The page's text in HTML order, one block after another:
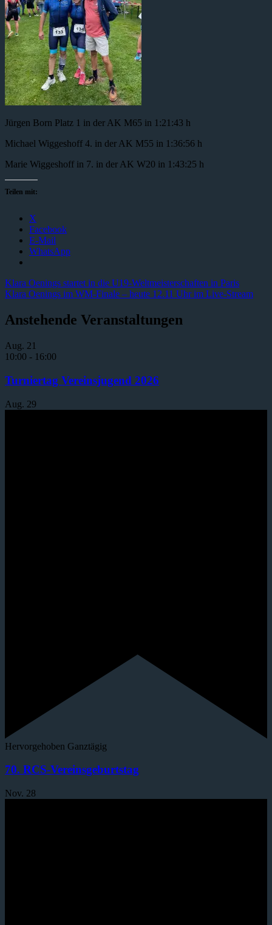
Jürgen Born Platz 1 in der AK M65 in 1:21:43 h
Michael Wiggeshoff 4. in der AK M55 in 1:36:56 h
Marie Wiggeshoff in 7. in der AK W20 in 1:43:25 h
Teilen mit:
X
Facebook
E-Mail
WhatsApp
Beitragsnavigation
Vorheriger
Beitrag:
Klara Oenings startet in die U19-Weltmeisterschaften in Paris
Nächster
Klara Oenings im WM-Finale – heute 12.11 Uhr im Live-Stream
Anstehende Veranstaltungen
Aug. 21
10:00 - 16:00
Turniertag Vereinsjugend 2026
Aug. 29
Hervorgehoben Ganztägig
70. RCS-Vereinsgeburtstag
Nov. 28